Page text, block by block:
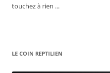
touchez à rien ...
LE COIN REPTILIEN